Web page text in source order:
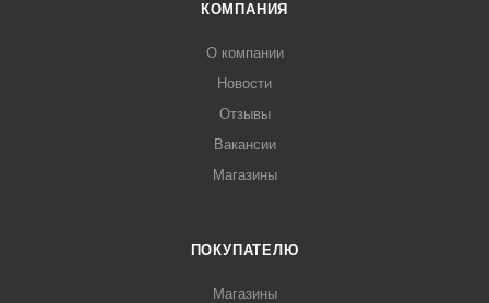
КОМПАНИЯ
О компании
Новости
Отзывы
Вакансии
Магазины
ПОКУПАТЕЛЮ
Магазины